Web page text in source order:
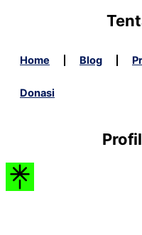
Home Blog
Donasi